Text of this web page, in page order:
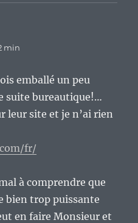
min
emballé un peu
suite bureautique!…
leur site et je n’ai rien
fr/
à comprendre que
bien trop puissante
en faire Monsieur et